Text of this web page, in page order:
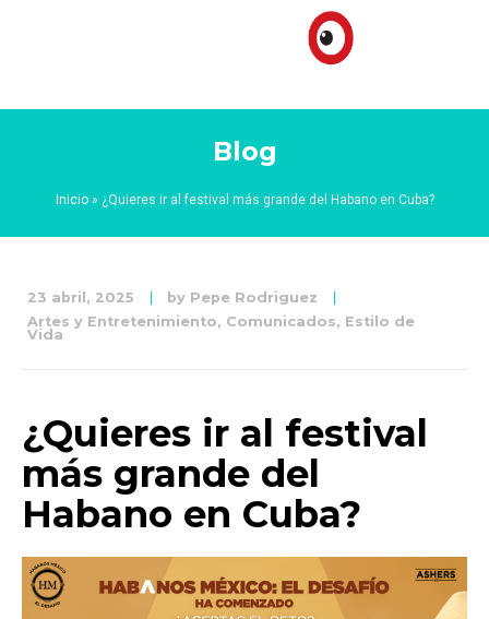
Blog
Inicio» ¿Quieres ir al festival más grande del Habano en Cuba?
23 abril, 2025 by Pepe Rodriguez
Artes y Entretenimiento, Comunicados, Estilo de
Vida
¿Quieres ir al festival
más grande del
Habano en Cuba?